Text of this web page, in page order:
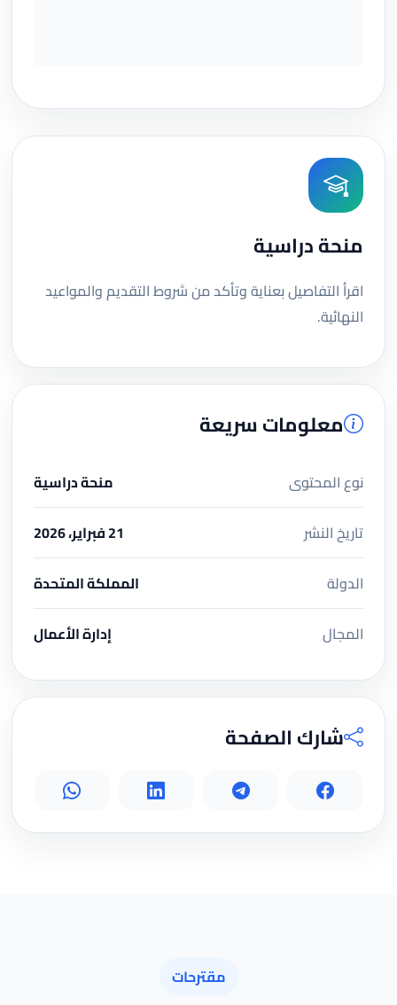
منحة دراسية
اقرأ التفاصيل بعناية وتأكد من شروط التقديم والمواعيد
النهائية.
معلومات سريعة
نوع المحتوى
منحة دراسية
تاريخ النشر
21 فبراير، 2026
الدولة
المملكة المتحدة
المجال
إدارة الأعمال
شارك الصفحة
مقترحات